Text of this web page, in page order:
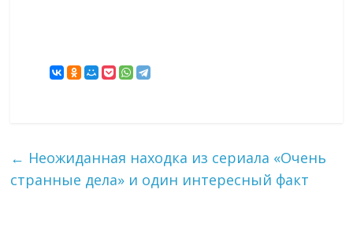
← Неожиданная находка из сериала «Очень
странные дела» и один интересный факт